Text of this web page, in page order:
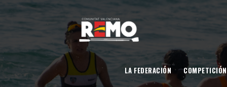
LA FEDERACIÓN COMPETICIÓN